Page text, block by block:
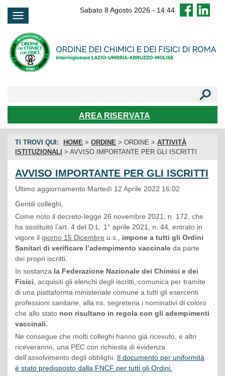
Sabato 8 Agosto 2026 - 14:44
AREA RISERVATA
FAQ
TI TROVI QUI: HOME > ORDINE > ORDINE > ATTIVITÀ
ISTITUZIONALI > AVVISO IMPORTANTE PER GLI ISCRITTI
AVVISO IMPORTANTE PER GLI ISCRITTI
Ultimo aggiornamento Martedì 12 Aprile 2022 16:02
Gentili colleghi,
Come noto il decreto-legge 26 novembre 2021, n. 172, che
ha sostituito l’art. 4 del D.L. 1° aprile 2021, n. 44, entrato in
vigore il giorno 15 Dicembre u.s., impone a tutti gli Ordini
Sanitari di verificare l’adempimento vaccinale da parte
dei propri iscritti.
In sostanza la Federazione Nazionale dei Chimici e dei
Fisici , acquisiti gli elenchi degli iscritti, comunica per tramite
di una piattaforma ministeriale comune a tutti gli esercenti
professioni sanitarie, alla ns. segreteria i nominativi di coloro
che allo stato non risultano in regola con gli adempimenti
vaccinali.
Ne consegue che molti colleghi hanno già ricevuto, e altri
riceveranno, una PEC con richiesta di evidenza
dell’assolvimento degli obblighi. Il documento per uniformità
è stato predisposto dalla FNCF per tutti gli Ordini.